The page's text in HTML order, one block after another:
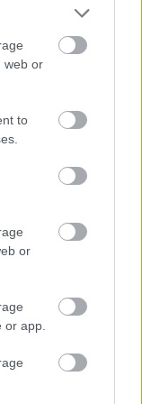
web or
to
or
app.
2005-ről
a
a szőlő